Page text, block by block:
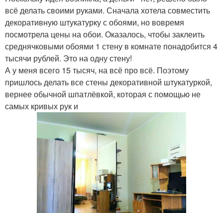
всё делать своими руками. Сначала хотела совместить
декоративную штукатурку с обоями, но вовремя
посмотрела цены на обои. Оказалось, чтобы заклеить
среднячковыми обоями 1 стену в комнате понадобится 4
тысячи рублей. Это на одну стену!
А у меня всего 15 тысяч, на всё про всё. Поэтому
пришлось делать все стены декоративной штукатуркой,
вернее обычной шпатлёвкой, которая с помощью не
самых кривых рук и